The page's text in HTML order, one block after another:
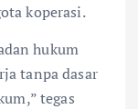
koperasi.
hukum
tanpa dasar
tegas